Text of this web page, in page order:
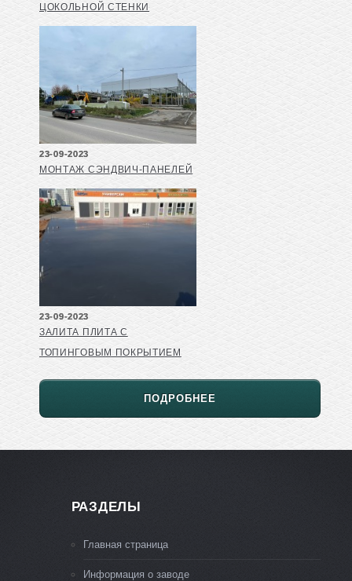
ЦОКОЛЬНОЙ СТЕНКИ
23-09-2023
МОНТАЖ СЭНДВИЧ-ПАНЕЛЕЙ
23-09-2023
ЗАЛИТА ПЛИТА С
ТОПИНГОВЫМ ПОКРЫТИЕМ
ПОДРОБНЕЕ
РАЗДЕЛЫ
Главная страница
Информация о заводе